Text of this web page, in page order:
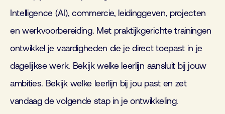
Intelligence (AI), commercie, leidinggeven, projecten
en werkvoorbereiding. Met praktijkgerichte trainingen
ontwikkel je vaardigheden die je direct toepast in je
dagelijkse werk. Bekijk welke leerlijn aansluit bij jouw
ambities. Bekijk welke leerlijn bij jou past en zet
vandaag de volgende stap in je ontwikkeling.